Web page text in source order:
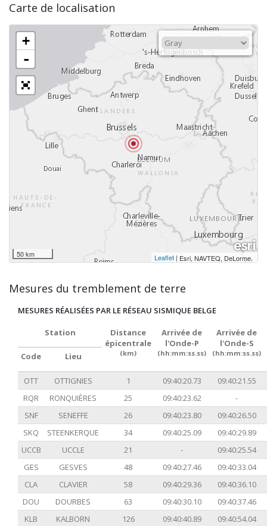
Carte de localisation
+
-
50 km Leaflet | Esri, NAVTEQ, DeLorme,
Mesures du tremblement de terre
MESURES RÉALISÉES PAR LE RÉSEAU SISMIQUE BELGE
Station
Distance
épicentrale
(km)
Arrivée de
l'Onde-P
(hh:mm:ss.ss)
Arrivée de
l'Onde-S
(hh:mm:ss.ss)
Code Lieu
OTT OTTIGNIES 1 09:40:20.73
09:40:21.55
RQR
RONQUIÈRES 25 09:40:23.62
-
SNF
SENEFFE 26 09:40:23.80
09:40:26.50
SKQ
STEENKERQUE 34 09:40:25.09
09:40:29.89
UCCB
UCCLE 21 -
09:40:25.54
GES
GESVES 48 09:40:27.46
09:40:33.04
CLA
CLAVIER 58 09:40:29.36
09:40:36.10
DOU
DOURBES 63 09:40:30.10
09:40:37.46
KLB
KALBORN 126 09:40:40.89 09:40:54.04